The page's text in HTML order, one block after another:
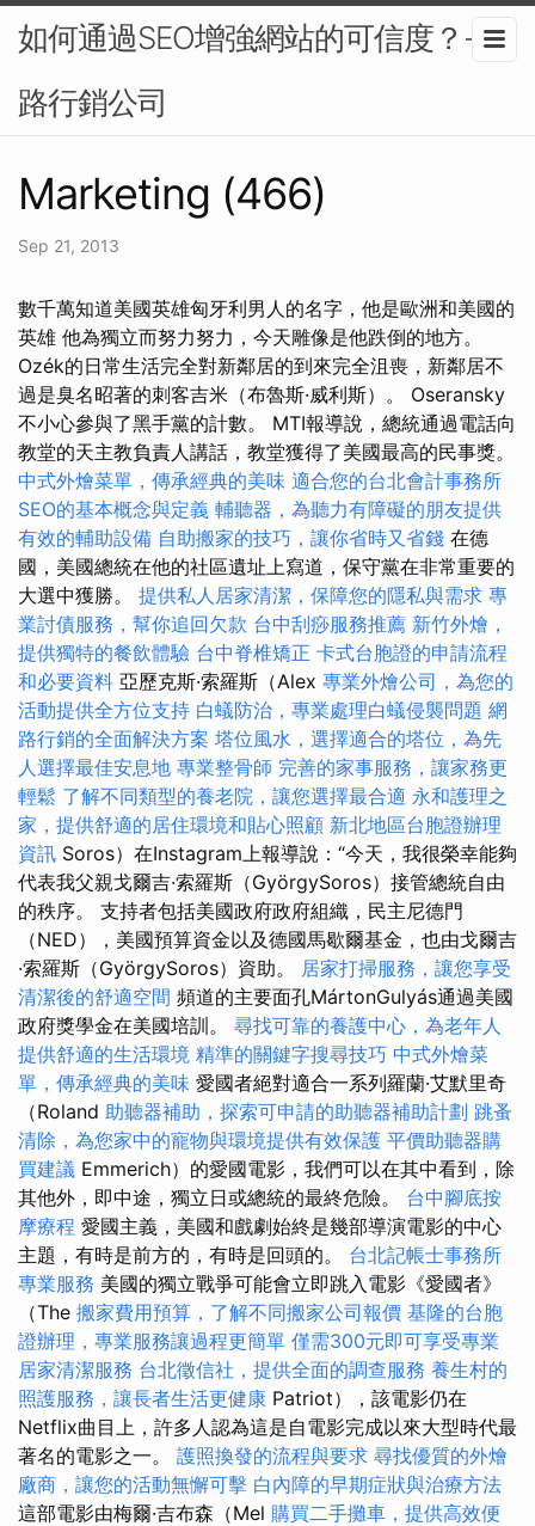
如何通過SEO增強網站的可信度？-網
路行銷公司
Marketing (466)
Sep 21, 2013
數千萬知道美國英雄匈牙利男人的名字，他是歐洲和美國的
英雄 他為獨立而努力努力，今天雕像是他跌倒的地方。
Ozék的日常生活完全對新鄰居的到來完全沮喪，新鄰居不
過是臭名昭著的刺客吉米（布魯斯·威利斯）。 Oseransky
不小心參與了黑手黨的計數。 MTI報導說，總統通過電話向
教堂的天主教負責人講話，教堂獲得了美國最高的民事獎。
中式外燴菜單，傳承經典的美味 適合您的台北會計事務所
SEO的基本概念與定義 輔聽器，為聽力有障礙的朋友提供
有效的輔助設備 自助搬家的技巧，讓你省時又省錢 在德
國，美國總統在他的社區遺址上寫道，保守黨在非常重要的
大選中獲勝。 提供私人居家清潔，保障您的隱私與需求 專
業討債服務，幫你追回欠款 台中刮痧服務推薦 新竹外燴，
提供獨特的餐飲體驗 台中脊椎矯正 卡式台胞證的申請流程
和必要資料 亞歷克斯·索羅斯（Alex 專業外燴公司，為您的
活動提供全方位支持 白蟻防治，專業處理白蟻侵襲問題 網
路行銷的全面解決方案 塔位風水，選擇適合的塔位，為先
人選擇最佳安息地 專業整骨師 完善的家事服務，讓家務更
輕鬆 了解不同類型的養老院，讓您選擇最合適 永和護理之
家，提供舒適的居住環境和貼心照顧 新北地區台胞證辦理
資訊 Soros）在Instagram上報導說：“今天，我很榮幸能夠
代表我父親戈爾吉·索羅斯（GyörgySoros）接管總統自由
的秩序。 支持者包括美國政府政府組織，民主尼德門
（NED），美國預算資金以及德國馬歇爾基金，也由戈爾吉
·索羅斯（GyörgySoros）資助。 居家打掃服務，讓您享受
清潔後的舒適空間 頻道的主要面孔MártonGulyás通過美國
政府獎學金在美國培訓。 尋找可靠的養護中心，為老年人
提供舒適的生活環境 精準的關鍵字搜尋技巧 中式外燴菜
單，傳承經典的美味 愛國者絕對適合一系列羅蘭·艾默里奇
（Roland 助聽器補助，探索可申請的助聽器補助計劃 跳蚤
清除，為您家中的寵物與環境提供有效保護 平價助聽器購
買建議 Emmerich）的愛國電影，我們可以在其中看到，除
其他外，即中途，獨立日或總統的最終危險。 台中腳底按
摩療程 愛國主義，美國和戲劇始終是幾部導演電影的中心
主題，有時是前方的，有時是回頭的。 台北記帳士事務所
專業服務 美國的獨立戰爭可能會立即跳入電影《愛國者》
（The 搬家費用預算，了解不同搬家公司報價 基隆的台胞
證辦理，專業服務讓過程更簡單 僅需300元即可享受專業
居家清潔服務 台北徵信社，提供全面的調查服務 養生村的
照護服務，讓長者生活更健康 Patriot），該電影仍在
Netflix曲目上，許多人認為這是自電影完成以來大型時代最
著名的電影之一。 護照換發的流程與要求 尋找優質的外燴
廠商，讓您的活動無懈可擊 白內障的早期症狀與治療方法
這部電影由梅爾·吉布森（Mel 購買二手攤車，提供高效便